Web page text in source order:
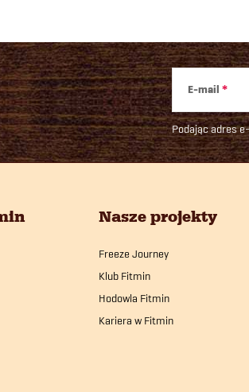
E-mail
Podając adres
Nasze projekty
Freeze Journey
Klub Fitmin
Hodowla Fitmin
Kariera w Fitmin